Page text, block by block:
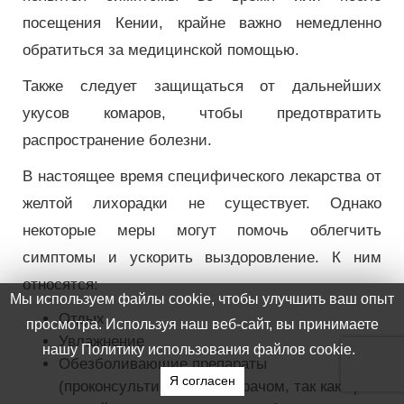
посещения Кении, крайне важно немедленно
обратиться за медицинской помощью.
Также следует защищаться от дальнейших
укусов комаров, чтобы предотвратить
распространение болезни.
В настоящее время специфического лекарства от
желтой лихорадки не существует. Однако
некоторые меры могут помочь облегчить
симптомы и ускорить выздоровление. К ним
относятся:
Отдых
Увлажнение
Обезболивающие препараты
(проконсультируйтесь с врачом, так как при